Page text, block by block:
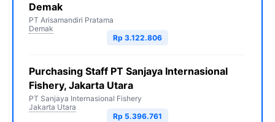
Demak
PT Arisamandiri Pratama
Demak
Rp 3.122.806
Purchasing Staff PT Sanjaya Internasional
Fishery, Jakarta Utara
PT Sanjaya Internasional Fishery
Jakarta Utara
Rp 5.396.761